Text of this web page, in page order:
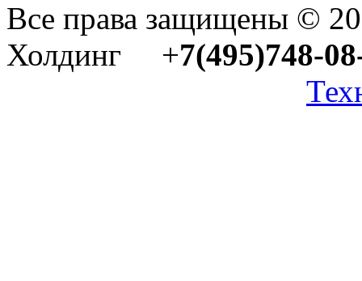
Все права защищены ©
Холдинг +7(495)748-